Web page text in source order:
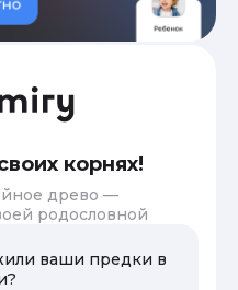
корнях!
древо —
родословной
ваши предки в